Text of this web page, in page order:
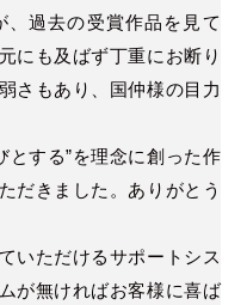
、過去の受賞作品を見て
にも及ばず丁重にお断り
さもあり、国仲様の目力
とする”を理念に創った作
だきました。ありがとう
いただけるサポートシス
が無ければお客様に喜ば